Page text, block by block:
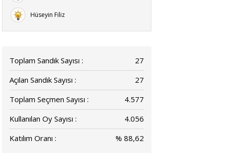
Hüseyin Filiz
Toplam Sandık Sayısı :
27
Açılan Sandık Sayısı :
27
Toplam Seçmen Sayısı :
4.577
Kullanılan Oy Sayısı :
4.056
Katılım Oranı :
% 88,62